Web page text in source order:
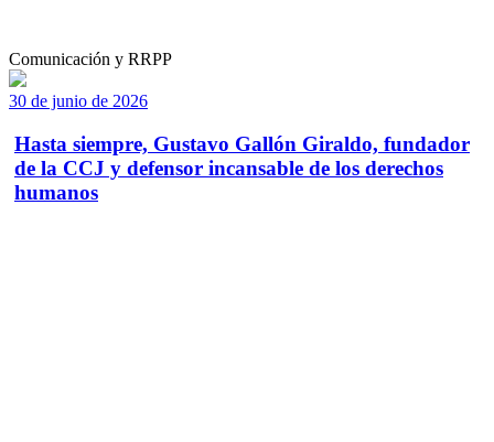
Comunicación y RRPP
30 de junio de 2026
Hasta siempre, Gustavo Gallón Giraldo, fundador
de la CCJ y defensor incansable de los derechos
humanos